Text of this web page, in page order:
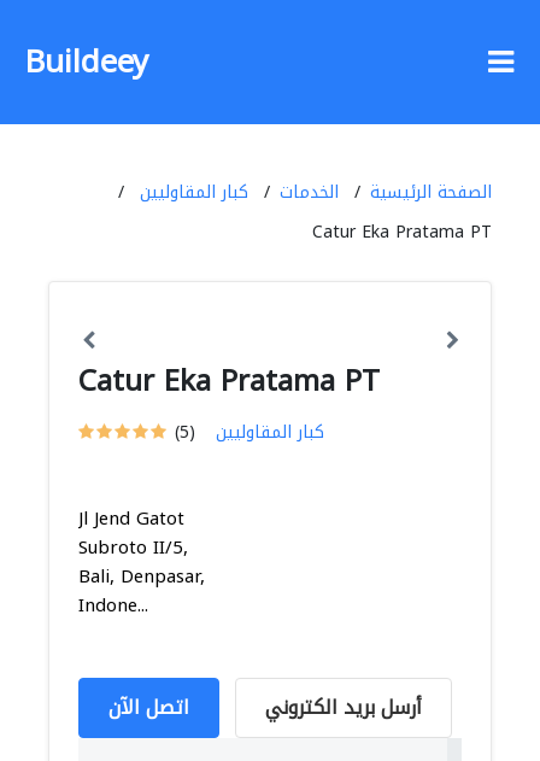
Buildeey
الصفحة الرئيسية الخدمات
كبار المقاوليين
Catur Eka Pratama PT
Catur Eka Pratama PT
(5) كبار المقاوليين
Jl Jend Gatot
Subroto II/5,
Bali, Denpasar,
Indone...
اتصل الآن أرسل بريد الكتروني